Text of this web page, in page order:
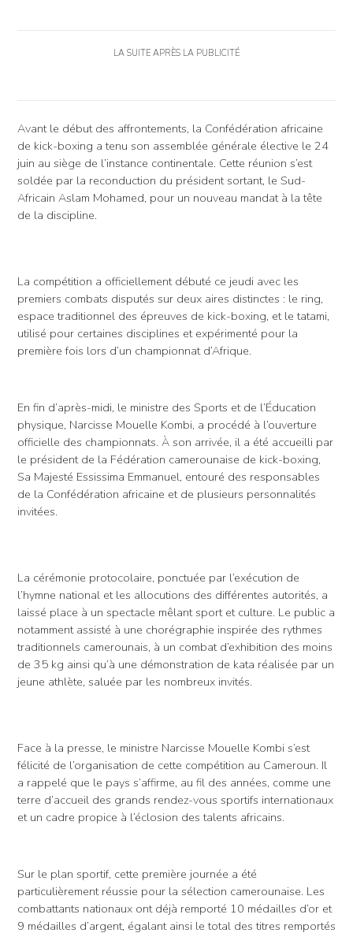
LA SUITE APRÈS LA PUBLICITÉ
Avant le début des affrontements, la Confédération africaine
de kick-boxing a tenu son assemblée générale élective le 24
juin au siège de l’instance continentale. Cette réunion s’est
soldée par la reconduction du président sortant, le Sud-
Africain Aslam Mohamed, pour un nouveau mandat à la tête
de la discipline.
La compétition a officiellement débuté ce jeudi avec les
premiers combats disputés sur deux aires distinctes : le ring,
espace traditionnel des épreuves de kick-boxing, et le tatami,
utilisé pour certaines disciplines et expérimenté pour la
première fois lors d’un championnat d’Afrique.
En fin d’après-midi, le ministre des Sports et de l’Éducation
physique, Narcisse Mouelle Kombi, a procédé à l’ouverture
officielle des championnats. À son arrivée, il a été accueilli par
le président de la Fédération camerounaise de kick-boxing,
Sa Majesté Essissima Emmanuel, entouré des responsables
de la Confédération africaine et de plusieurs personnalités
invitées.
La cérémonie protocolaire, ponctuée par l’exécution de
l’hymne national et les allocutions des différentes autorités, a
laissé place à un spectacle mêlant sport et culture. Le public a
notamment assisté à une chorégraphie inspirée des rythmes
traditionnels camerounais, à un combat d’exhibition des moins
de 35 kg ainsi qu’à une démonstration de kata réalisée par un
jeune athlète, saluée par les nombreux invités.
Face à la presse, le ministre Narcisse Mouelle Kombi s’est
félicité de l’organisation de cette compétition au Cameroun. Il
a rappelé que le pays s’affirme, au fil des années, comme une
terre d’accueil des grands rendez-vous sportifs internationaux
et un cadre propice à l’éclosion des talents africains.
Sur le plan sportif, cette première journée a été
particulièrement réussie pour la sélection camerounaise. Les
combattants nationaux ont déjà remporté 10 médailles d’or et
9 médailles d’argent, égalant ainsi le total des titres remportés